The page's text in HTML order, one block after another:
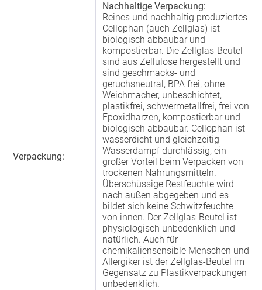
Verpackung:
Nachhaltige Verpackung:
Reines und nachhaltig produziertes
Cellophan (auch Zellglas) ist
biologisch abbaubar und
kompostierbar. Die Zellglas-Beutel
sind aus Zellulose hergestellt und
sind geschmacks- und
geruchsneutral, BPA frei, ohne
Weichmacher, unbeschichtet,
plastikfrei, schwermetallfrei, frei von
Epoxidharzen, kompostierbar und
biologisch abbaubar. Cellophan ist
wasserdicht und gleichzeitig
Wasserdampf durchlässig, ein
großer Vorteil beim Verpacken von
trockenen Nahrungsmitteln.
Überschüssige Restfeuchte wird
nach außen abgegeben und es
bildet sich keine Schwitzfeuchte
von innen. Der Zellglas-Beutel ist
physiologisch unbedenklich und
natürlich. Auch für
chemikaliensensible Menschen und
Allergiker ist der Zellglas-Beutel im
Gegensatz zu Plastikverpackungen
unbedenklich.